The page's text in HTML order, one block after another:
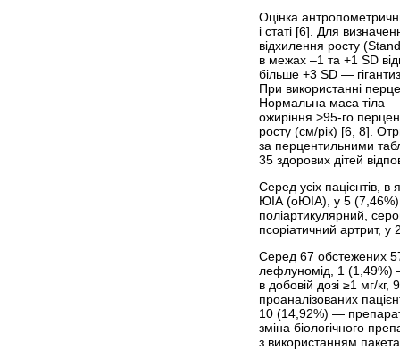
Оцінка
і статі [6]. Для
відхилення росту
в межах –1 та +1 SD
більше +3 SD —
При використанні
Нормальна маса тіла
ожиріння >95-го
росту (см/рік) [6, 8].
за перцентильними
35 здорових дітей
Серед усіх пацієнтів,
ЮІА (оЮІА), у 5 (7,46%)
поліартикулярний,
псоріатичний артрит,
Серед 67 обстежених
лефлуномід, 1 (1,49%)
в добовій дозі ≥1 мг/
проаналізованих
10 (14,92%) —
зміна біологічного
з використанням